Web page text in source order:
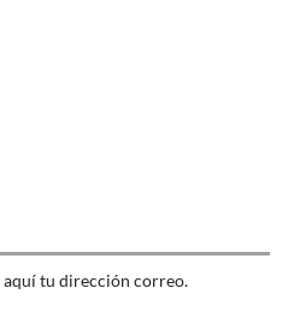
aquí tu dirección correo.